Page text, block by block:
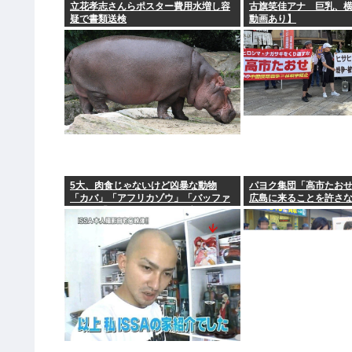
立花孝志さんらポスター費用水増し容
疑で書類送検
古旗笑佳アナ 巨乳、
動画あり】
5大、肉食じゃないけど凶暴な動物
「カバ」「アフリカゾウ」「バッファ
ロー」「コーカサスオオカブト」
パヨク集団「高市たお
広島に来ることを許さ
倒！」